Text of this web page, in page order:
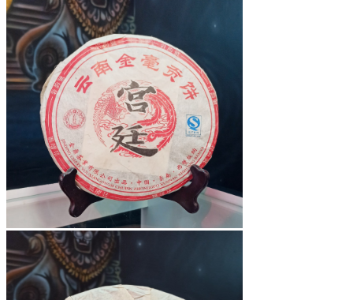
Травяной чай
Благовония
Рамакришна
Ришикеш
Подставка для благовоний
CrazyBong
О нас
Доставка и оплата
Контакты
Блог
Бренды